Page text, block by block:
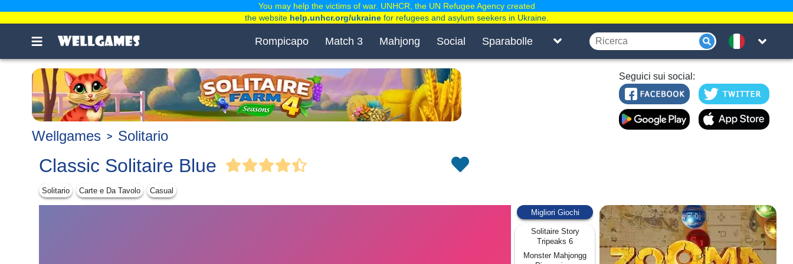
Rompicapo Match 3 Mahjong Social Sparabolle
Seguici sui social:
Wellgames Solitario
Classic Solitaire Blue
Solitario Carte e Da Tavolo Casual
Migliori Giochi
Solitaire Story
Tripeaks 6
Monster Mahjongg
You may help the victims of war. UNHCR, the UN Refugee Agency created
the website help.unhcr.org/ukrainefor refugees and asylum seekers in Ukraine.